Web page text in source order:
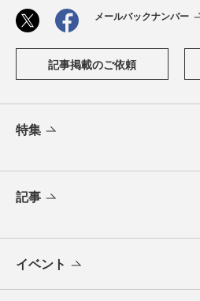
メールバックナンバー
記事掲載のご依頼
特集
記事
イベント